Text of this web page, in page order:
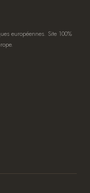
européennes. Site 100%